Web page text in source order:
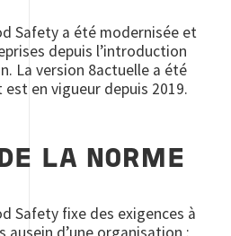
Safety a été modernisée et
depuis l’introduction
La version 8actuelle a été
en vigueur depuis 2019.
LA NORME
Safety fixe des exigences à
ausein d’une organisation :